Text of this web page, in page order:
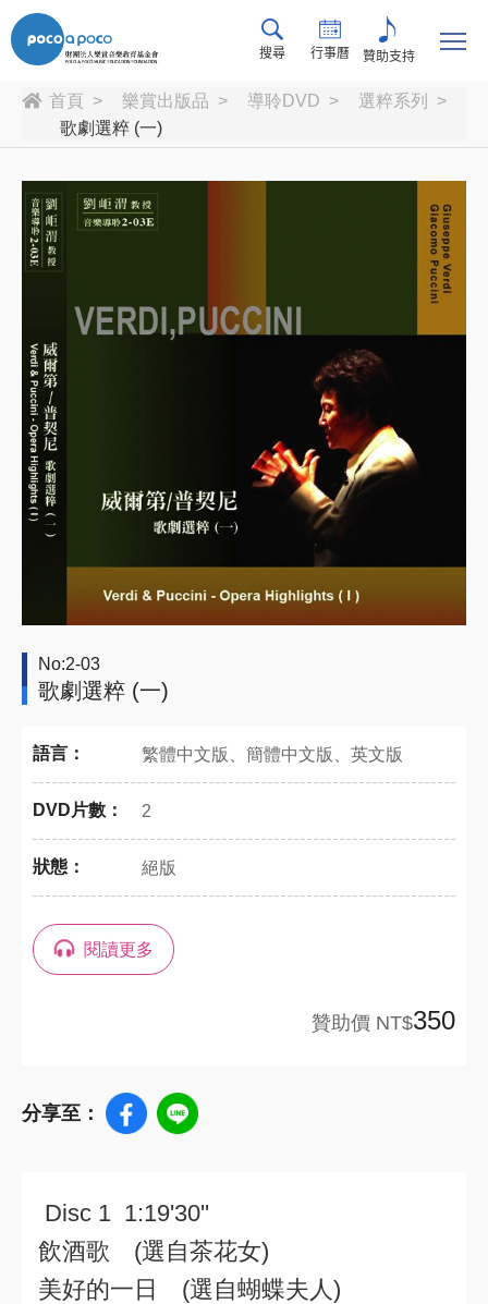
搜尋 行事曆 贊助支持
首頁 樂賞出版品 導聆DVD
選粹系列
歌劇選粹 (一)
No:2-03
歌劇選粹 (一)
語言： 繁體中文版、簡體中文版、英文版
DVD片數： 2
狀態： 絕版
閱讀更多
贊助價 NT$350
分享至：
Disc 1 1:19'30''
飲酒歌 (選自茶花女)
美好的一日 (選自蝴蝶夫人)